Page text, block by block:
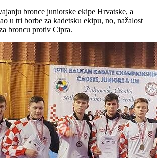
bronce juniorske ekipe Hrvatske, a
u tri borbe za kadetsku ekipu, no, nažalost
broncu protiv Cipra.